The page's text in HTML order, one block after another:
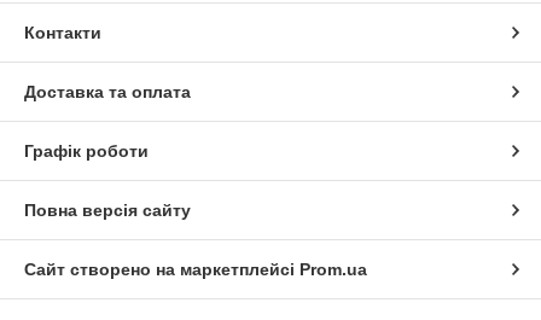
Контакти
Доставка та оплата
Графік роботи
Повна версія сайту
Сайт створено на маркетплейсі Prom.ua